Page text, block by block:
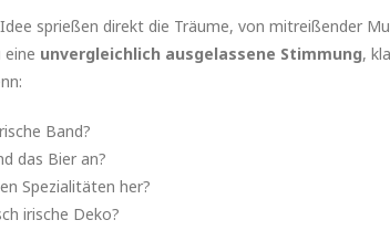
sprießen direkt die Träume, von mitreißender
eine unvergleichlich ausgelassene Stimmung,
Band?
das Bier an?
Spezialitäten her?
irische Deko?